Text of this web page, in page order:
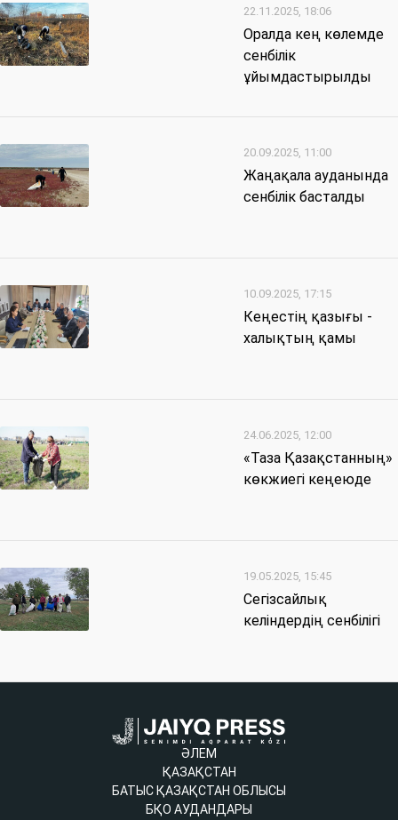
22.11.2025, 18:06
Оралда кең көлемде
сенбілік
ұйымдастырылды
20.09.2025, 11:00
Жаңақала ауданында
сенбілік басталды
10.09.2025, 17:15
Кеңестің қазығы -
халықтың қамы
24.06.2025, 12:00
«Таза Қазақстанның»
көкжиегі кеңеюде
19.05.2025, 15:45
Сегізсайлық
келіндердің сенбілігі
ӘЛЕМ
ҚАЗАҚСТАН
БАТЫС ҚАЗАҚСТАН ОБЛЫСЫ
БҚО АУДАНДАРЫ